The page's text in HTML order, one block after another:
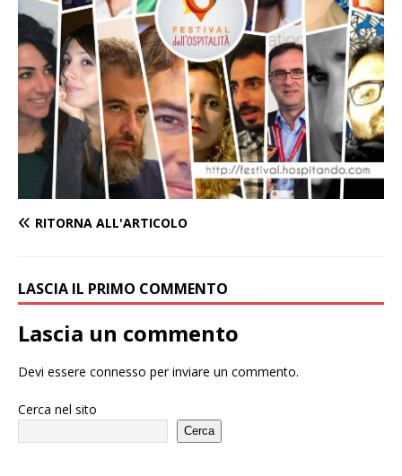
RITORNA ALL'ARTICOLO
LASCIA IL PRIMO COMMENTO
Lascia un commento
Devi essere connesso per inviare un commento.
Cerca nel sito
Cerca